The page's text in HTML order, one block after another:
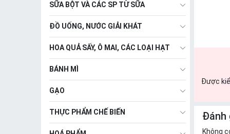
SỮA BỘT VÀ CÁC SP TỪ SỮA
ĐỒ UỐNG, NƯỚC GIẢI KHÁT
HOA QUẢ SẤY, Ô MAI, CÁC LOẠI HẠT
BÁNH MÌ
GẠO
THỰC PHẨM CHẾ BIẾN
Được
Đánh
Không